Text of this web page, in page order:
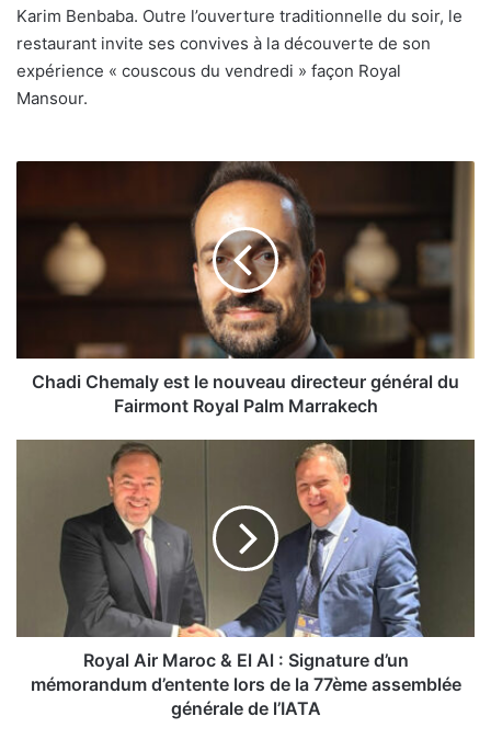
Karim Benbaba. Outre l’ouverture traditionnelle du soir, le
restaurant invite ses convives à la découverte de son
expérience « couscous du vendredi » façon Royal
Mansour.
directeur
Fairmont
Royal
Chadi Chemaly est le nouveau directeur général du
Fairmont Royal Palm Marrakech
d’un
mémorandum
d’entente
Royal Air Maroc & El Al : Signature d’un
mémorandum d’entente lors de la 77ème assemblée
générale de l’IATA